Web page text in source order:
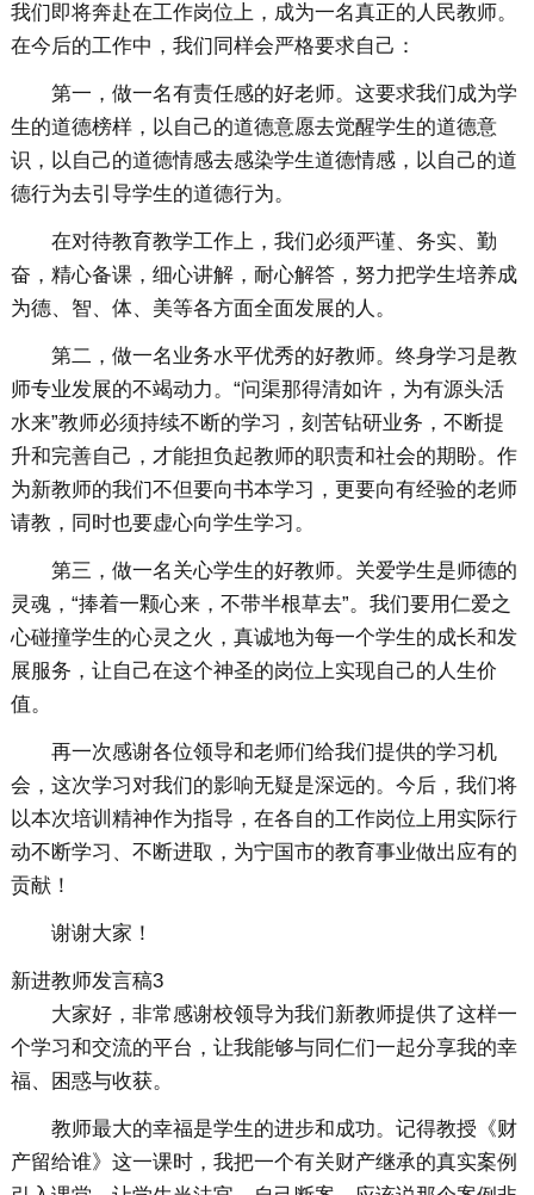
我们即将奔赴在工作岗位上，成为一名真正的人民教师。
在今后的工作中，我们同样会严格要求自己：
第一，做一名有责任感的好老师。这要求我们成为学
生的道德榜样，以自己的道德意愿去觉醒学生的道德意
识，以自己的道德情感去感染学生道德情感，以自己的道
德行为去引导学生的道德行为。
在对待教育教学工作上，我们必须严谨、务实、勤
奋，精心备课，细心讲解，耐心解答，努力把学生培养成
为德、智、体、美等各方面全面发展的人。
第二，做一名业务水平优秀的好教师。终身学习是教
师专业发展的不竭动力。“问渠那得清如许，为有源头活
水来”教师必须持续不断的学习，刻苦钻研业务，不断提
升和完善自己，才能担负起教师的职责和社会的期盼。作
为新教师的我们不但要向书本学习，更要向有经验的老师
请教，同时也要虚心向学生学习。
第三，做一名关心学生的好教师。关爱学生是师德的
灵魂，“捧着一颗心来，不带半根草去”。我们要用仁爱之
心碰撞学生的心灵之火，真诚地为每一个学生的成长和发
展服务，让自己在这个神圣的岗位上实现自己的人生价
值。
再一次感谢各位领导和老师们给我们提供的学习机
会，这次学习对我们的影响无疑是深远的。今后，我们将
以本次培训精神作为指导，在各自的工作岗位上用实际行
动不断学习、不断进取，为宁国市的教育事业做出应有的
贡献！
谢谢大家！
新进教师发言稿3
大家好，非常感谢校领导为我们新教师提供了这样一
个学习和交流的平台，让我能够与同仁们一起分享我的幸
福、困惑与收获。
教师最大的幸福是学生的进步和成功。记得教授《财
产留给谁》这一课时，我把一个有关财产继承的真实案例